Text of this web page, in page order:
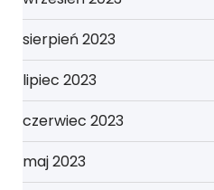
sierpień 2023
lipiec 2023
czerwiec 2023
maj 2023